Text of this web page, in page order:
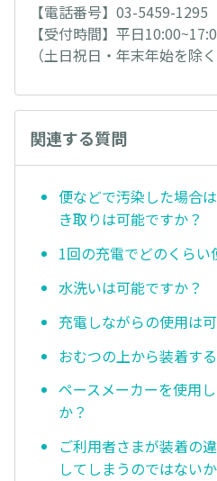
【電話番号】03-5459-1295
【受付時間】平日
（土日祝日・年末年始を除く
関連する質問
便などで汚染した場合
き取りは可能ですか？
1回の充電でどのくらい
水洗いは可能ですか？
充電しながらの使用は
おむつの上から装着す
ペースメーカーを使用
か？
ご利用者さまが装着の
してしまうのではない